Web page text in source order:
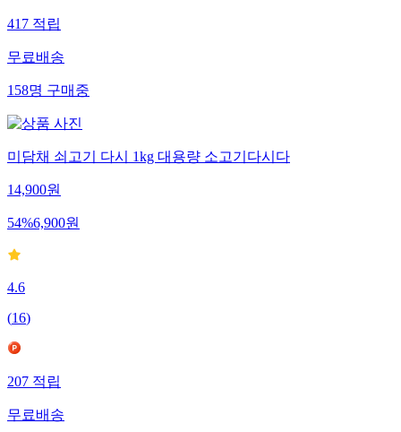
417적립
무료배송
158명구매중
미담채 쇠고기 다시 1kg 대용량 소고기다시다
14,900원
54%6,900원
4.6
(16)
207적립
무료배송